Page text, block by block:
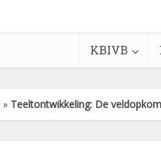
KBIVB
» Teeltontwikkeling: De